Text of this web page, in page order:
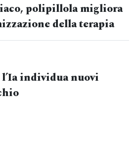
polipillola migliora
della terapia
individua nuovi